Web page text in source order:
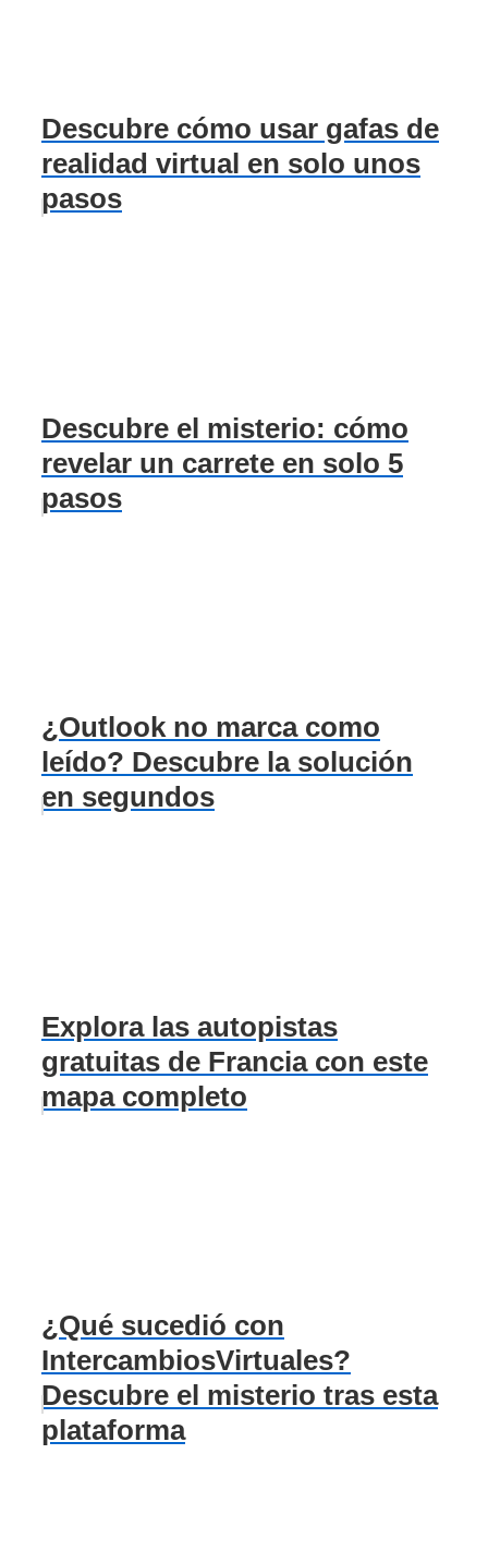
Descubre cómo usar gafas de
realidad virtual en solo unos
pasos
Descubre el misterio: cómo
revelar un carrete en solo 5
pasos
¿Outlook no marca como
leído? Descubre la solución
en segundos
Explora las autopistas
gratuitas de Francia con este
mapa completo
¿Qué sucedió con
IntercambiosVirtuales?
Descubre el misterio tras esta
plataforma